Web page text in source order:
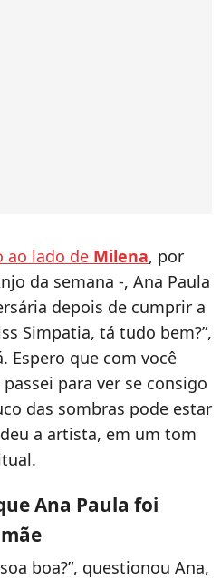
ao lado de Milena, por
da semana -, Ana Paula
depois de cumprir a
Simpatia, tá tudo bem?”,
Espero que com você
para ver se consigo
das sombras pode estar
a artista, em um tom
Ana Paula foi
boa?”, questionou Ana,